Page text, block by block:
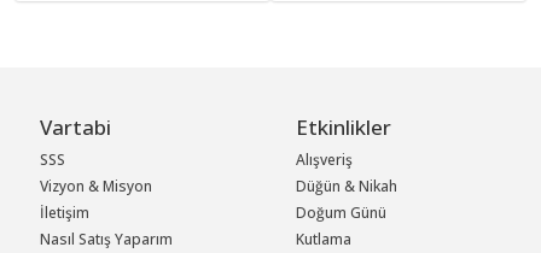
Vartabi
SSS
Vizyon & Misyon
İletişim
Nasıl Satış Yaparım
Etkinlikler
Alışveriş
Düğün & Nikah
Doğum Günü
Kutlama